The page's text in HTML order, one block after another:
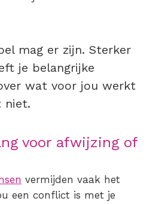
mag er zijn. Sterker
je belangrijke
wat voor jou werkt
niet.
voor afwijzing of
vermijden vaak het
een conflict is met je